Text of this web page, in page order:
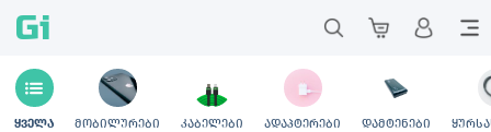
Gi
ყველა მობილურები კაბელები ადაპტერები დამტენები